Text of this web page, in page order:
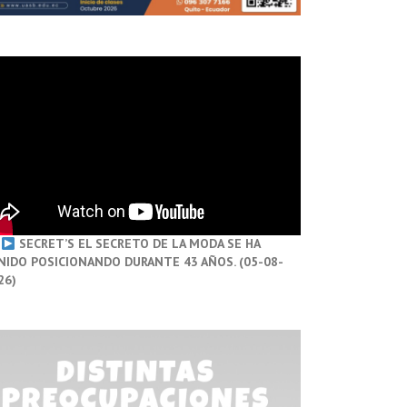
SECRET’S EL SECRETO DE LA MODA SE HA
POSICIONANDO DURANTE 43 AÑOS. (05-08-